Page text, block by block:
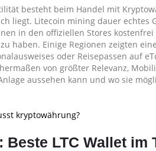
besteht beim Handel mit
liegt. Litecoin mining dauer
in den offiziellen Stores
haben. Einige Regionen zeigten
oder Reisepassen auf
von größter Relevanz,
aussehen kann und wo sie
kryptowährung?
LTC Wallet im